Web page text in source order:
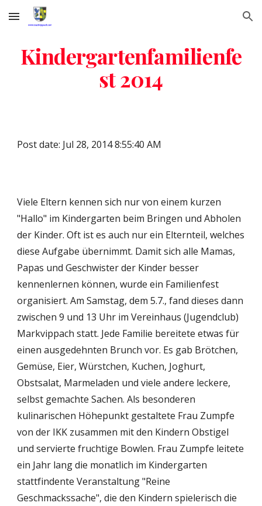
Skip to main content Skip to navigation
Kindergartenfamilienfe
st 2014
Post date: Jul 28, 2014 8:55:40 AM
Viele Eltern kennen sich nur von einem kurzen
"Hallo" im Kindergarten beim Bringen und Abholen
der Kinder. Oft ist es auch nur ein Elternteil, welches
diese Aufgabe übernimmt. Damit sich alle Mamas,
Papas und Geschwister der Kinder besser
kennenlernen können, wurde ein Familienfest
organisiert. Am Samstag, dem 5.7., fand dieses dann
zwischen 9 und 13 Uhr im Vereinhaus (Jugendclub)
Markvippach statt. Jede Familie bereitete etwas für
einen ausgedehnten Brunch vor. Es gab Brötchen,
Gemüse, Eier, Würstchen, Kuchen, Joghurt,
Obstsalat, Marmeladen und viele andere leckere,
selbst gemachte Sachen. Als besonderen
kulinarischen Höhepunkt gestaltete Frau Zumpfe
von der IKK zusammen mit den Kindern Obstigel
und servierte fruchtige Bowlen. Frau Zumpfe leitete
ein Jahr lang die monatlich im Kindergarten
stattfindente Veranstaltung "Reine
Geschmackssache", die den Kindern spielerisch die